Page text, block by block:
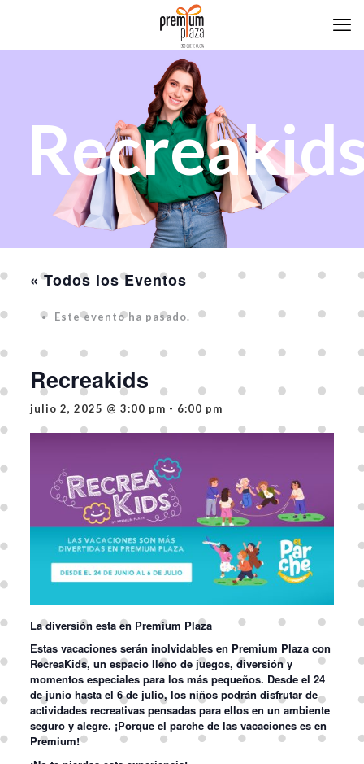
« Todos los Eventos
Este evento ha pasado.
Recreakids
julio 2, 2025 @ 3:00 pm - 6:00 pm
La diversión esta en Premium Plaza
Estas vacaciones serán inolvidables en Premium Plaza con
RecreaKids, un espacio lleno de juegos, diversión y
momentos especiales para los más pequeños. Desde el 24
de junio hasta el 6 de julio, los niños podrán disfrutar de
actividades recreativas pensadas para ellos en un ambiente
seguro y alegre. ¡Porque el parche de las vacaciones es en
Premium!